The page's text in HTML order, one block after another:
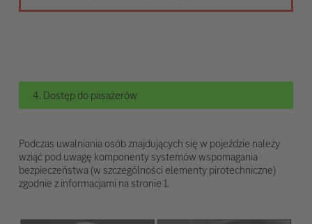
4. Dostęp do pasażerów
Podczas uwalniania osób znajdujących się w pojeździe należy
wziąć pod uwagę komponenty systemów wspomagania
bezpieczeństwa (w szczególności elementy pirotechniczne)
zgodnie z informacjami na stronie 1.